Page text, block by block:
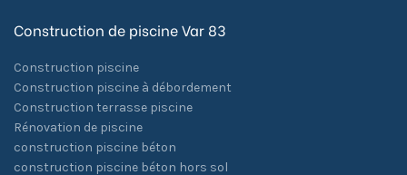
Construction de piscine Var 83
Construction piscine
Construction piscine à débordement
Construction terrasse piscine
Rénovation de piscine
construction piscine béton
construction piscine béton hors sol